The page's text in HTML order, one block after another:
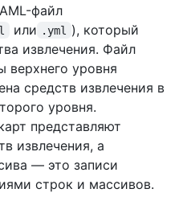
файл
или .yml
), который
извлечения. Файл
уровня
средств извлечения в
уровня.
представляют
извлечения, а
— это записи
строк и массивов.